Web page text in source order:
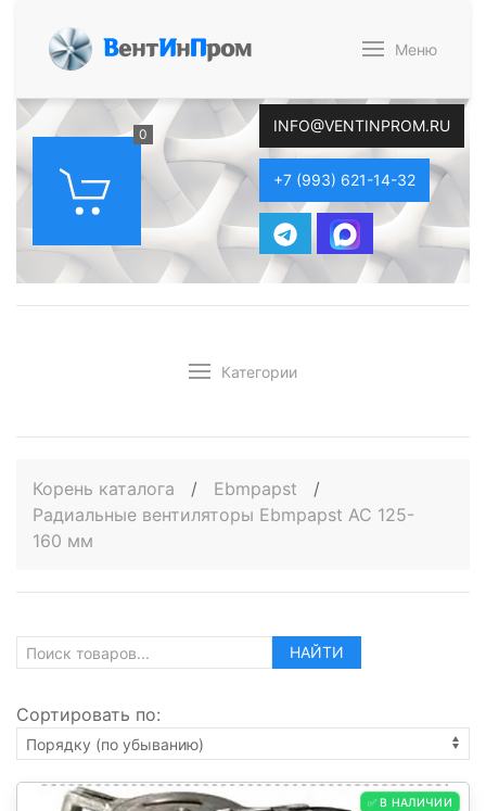
ВентИнПром Меню
0 INFO@VENTINPROM.RU
+7 (993) 621-14-32
Категории
Корень каталога / Ebmpapst
/
Радиальные вентиляторы Ebmpapst AC 125-
160 мм
НАЙТИ
Сортировать по:
✅ В НАЛИЧИИ